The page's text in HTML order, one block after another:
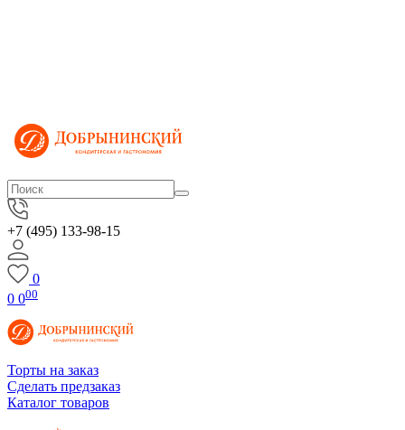
+7 (495) 133-98-15
0
0 000
Торты на заказ
Сделать предзаказ
Каталог товаров